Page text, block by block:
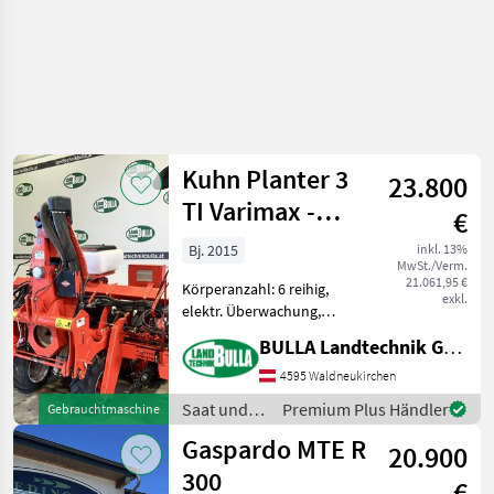
Gebrauchtmaschine
Kuhn Planter 3
TI Varimax -
ISOBUS
23.800
€
inkl. 13%
MwSt./Verm.
21.061,95 €
exkl.
Bj. 2015
Körperanzahl: 6 reihig,
elektr. Überwachung,
klappbar,
Gummidruckrollen,
Spuranreisser, Beleuchtung
KUHN Sämaschine Planter 3
TI Varimax + Bj. 2015 +
BULLA Landtechnik GmbH
4595 Waldneukirchen
Saat und
Pflege /
Kuhn
Premium Plus Händler
Gaspardo MTE R
300
20.900